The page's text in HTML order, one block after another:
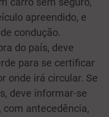
apreendido, e
condução.
do país, deve
para se certificar
onde irá circular. Se
deve informar-se
com antecedência,